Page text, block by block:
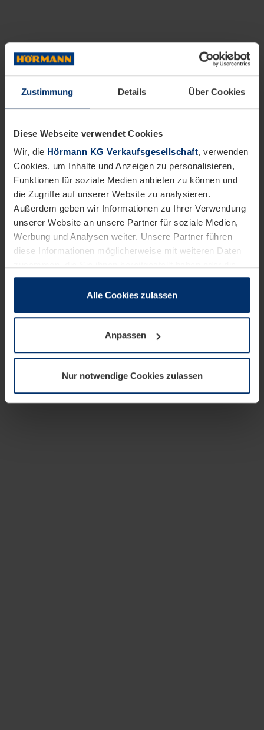
Zustimmung Details Über Cookies
Diese Webseite verwendet Cookies
Wir, die Hörmann KG Verkaufsgesellschaft, verwenden
Cookies, um Inhalte und Anzeigen zu personalisieren,
Funktionen für soziale Medien anbieten zu können und
die Zugriffe auf unserer Website zu analysieren.
Außerdem geben wir Informationen zu Ihrer Verwendung
unserer Website an unsere Partner für soziale Medien,
Werbung und Analysen weiter. Unsere Partner führen
diese Informationen möglicherweise mit weiteren Daten
sie im Rahmen Ihrer Nutzung der Dienste gesammelt
wenn diese für den Betrieb dieser Seite unbedingt
notwendig sind. Für alle anderen Cookie-Typen benötigen
wir Ihre Erlaubnis. Ihre Einwilligung können Sie jederzeit
Datenschutzerklärungunserer Website ändern oder
widerrufen.
Alle Cookies zulassen
Anpassen
Nur notwendige Cookies zulassen